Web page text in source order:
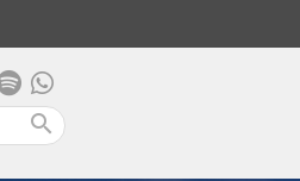
search